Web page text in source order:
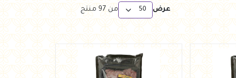
عرض من97 منتج